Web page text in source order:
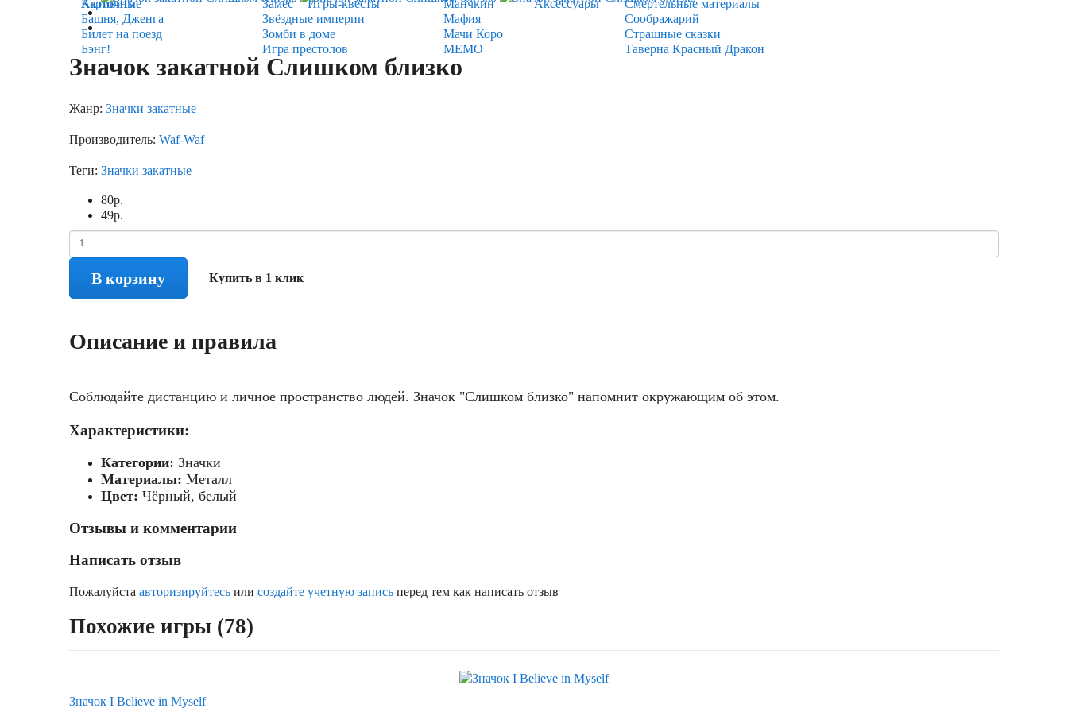
Карточные
Игры-квесты
Аксессуары
Активити
Башня, Дженга
Билет на поезд
Бэнг!
Замес
Звёздные империи
Зомби в доме
Игра престолов
Манчкин
Мафия
Мачи Коро
МЕМО
Смертельные материалы
Соображарий
Страшные сказки
Таверна Красный Дракон
Значок закатной Слишком близко
Жанр: Значки закатные
Производитель: Waf-Waf
Теги: Значки закатные
80р.
49р.
В корзину Купить в 1 клик
Описание и правила
Соблюдайте дистанцию и личное пространство людей. Значок "Слишком близко" напомнит окружающим об этом.
Характеристики:
Категории: Значки
Материалы: Металл
Цвет: Чёрный, белый
Отзывы и комментарии
Написать отзыв
Пожалуйста авторизируйтесь или создайте учетную запись перед тем как написать отзыв
Похожие игры (78)
Значок I Believe in Myself